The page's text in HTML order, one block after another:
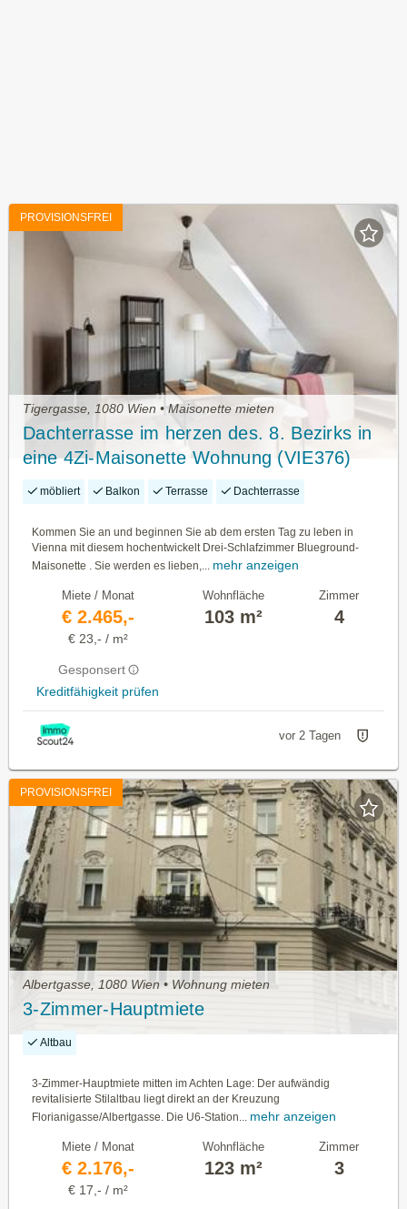
PROVISIONSFREI
Tigergasse, 1080 Wien • Maisonette mieten
Dachterrasse im herzen des. 8. Bezirks in
eine 4Zi-Maisonette Wohnung (VIE376)
möbliert Balkon Terrasse Dachterrasse
Kommen Sie an und beginnen Sie ab dem ersten Tag zu leben in
Vienna mit diesem hochentwickelt Drei-Schlafzimmer Blueground-
Maisonette . Sie werden es lieben,... mehr anzeigen
Miete / Monat
€ 2.465,-
€ 23,- / m²
Gesponsert
Kreditfähigkeit prüfen
Wohnfläche
103 m²
Zimmer
4
vor 2 Tagen
PROVISIONSFREI
Albertgasse, 1080 Wien • Wohnung mieten
3-Zimmer-Hauptmiete
Altbau
3-Zimmer-Hauptmiete mitten im Achten Lage: Der aufwändig
revitalisierte Stilaltbau liegt direkt an der Kreuzung
Florianigasse/Albertgasse. Die U6-Station...
mehr anzeigen
Miete / Monat
€ 2.176,-
€ 17,- / m²
Wohnfläche
123 m²
Zimmer
3